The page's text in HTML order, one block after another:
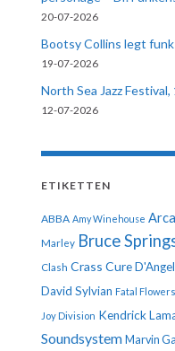
20-07-2026
Bootsy Collins legt
19-07-2026
North Sea Jazz
12-07-2026
ETIKETTEN
ABBA Amy Winehouse
Marley Bruce
Clash Crass Cure
David Sylvian Fatal Flowers
Joy Division Kendrick
Soundsystem Marvin